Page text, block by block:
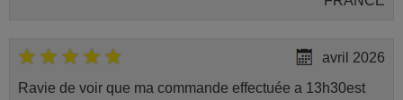
avril 2026
Ravie de voir que ma commande effectuée a 13h30est